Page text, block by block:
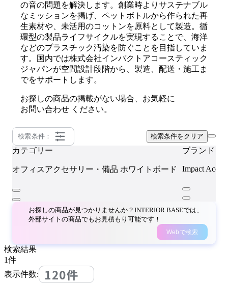
の音の問題を解決します。創業時よりサステナブル
なミッションを掲げ、ペットボトルから作られた再
生素材や、未活用のコットンを原料として製造。循
環型の製品ライフサイクルを実現することで、海洋
などのプラスチック汚染を防ぐことを目指していま
す。国内では株式会社インパクトアコースティック
ジャパンが空間設計段階から、製造、配送・施工ま
でをサポートします。
お探しの商品の掲載がない場合、お気軽に
お問い合わせ ください。
検索条件： 検索条件をクリア
カテゴリー
オフィスアクセサリー・備品 ホワイトボード
ブランド
Impact
お探しの商品が見つかりませんか？INTERIOR BASEでは、
外部サイトの商品でもお見積もり可能です！
Webで検索
検索結果
1件
表示件数:
120件